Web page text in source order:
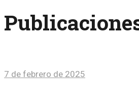
7 de febrero de 2025